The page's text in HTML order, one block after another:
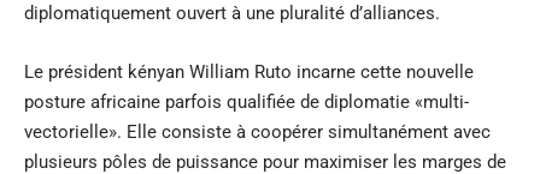
diplomatiquement ouvert à une pluralité d’alliances.
Le président kényan William Ruto incarne cette nouvelle
posture africaine parfois qualifiée de diplomatie «multi-
vectorielle». Elle consiste à coopérer simultanément avec
plusieurs pôles de puissance pour maximiser les marges de